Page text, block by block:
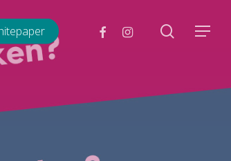
facebookinstagram search
Menu